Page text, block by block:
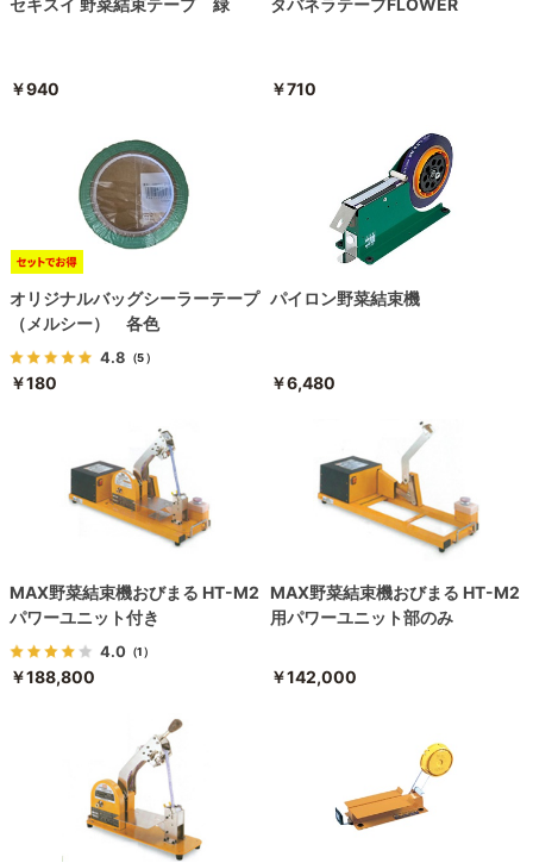
セキスイ 野菜結束テープ 緑
￥940
タバネラテープFLOWER
￥710
オリジナルバッグシーラーテープ
（メルシー） 各色
4.8 （5）
￥180
パイロン野菜結束機
￥6,480
MAX野菜結束機おびまる HT-M2
パワーユニット付き
4.0 （1）
￥188,800
MAX野菜結束機おびまる HT-M2
用パワーユニット部のみ
￥142,000